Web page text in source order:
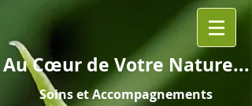
AuCœurde Votre Nature...
Soins etAccompagnements